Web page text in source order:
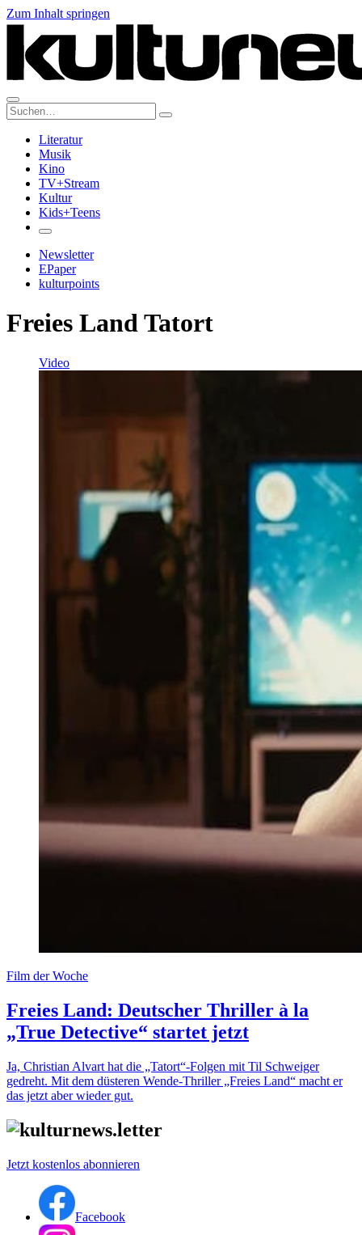
Zum Inhalt springen
Suche:
Literatur
Musik
Kino
TV+Stream
Kultur
Kids+Teens
Newsletter
EPaper
kulturpoints
Freies Land Tatort
Video
Film der Woche
Freies Land: Deutscher Thriller à la
„True Detective“ startet jetzt
Ja, Christian Alvart hat die „Tatort“-Folgen mit Til Schweiger
gedreht. Mit dem düsteren Wende-Thriller „Freies Land“ macht er
das jetzt aber wieder gut.
Jetzt kostenlos abonnieren
Facebook